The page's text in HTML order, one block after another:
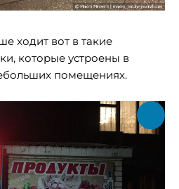
ходит вот в такие
которые устроены в
помещениях.